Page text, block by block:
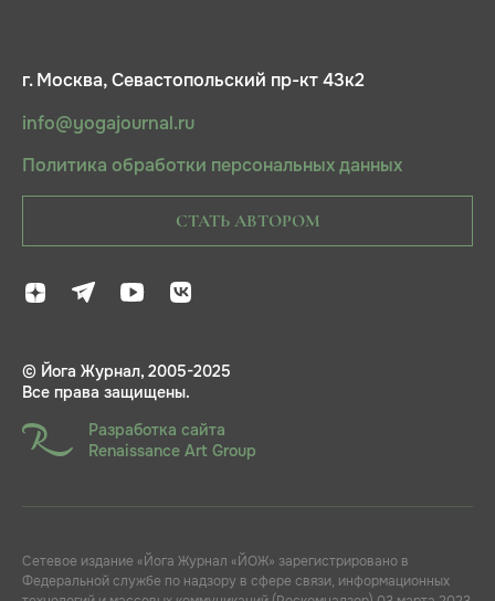
г. Москва, Севастопольский пр-кт 43к2
info@yogajournal.ru
Политика обработки персональных данных
СТАТЬ АВТОРОМ
© Йога Журнал, 2005-2025
Все права защищены.
Разработка сайта
Renaissance Art Group
Сетевое издание «Йога Журнал «ЙОЖ» зарегистрировано в
Федеральной службе по надзору в сфере связи, информационных